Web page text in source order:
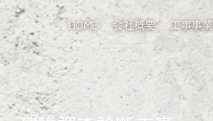
HOME 会社概要 工事事